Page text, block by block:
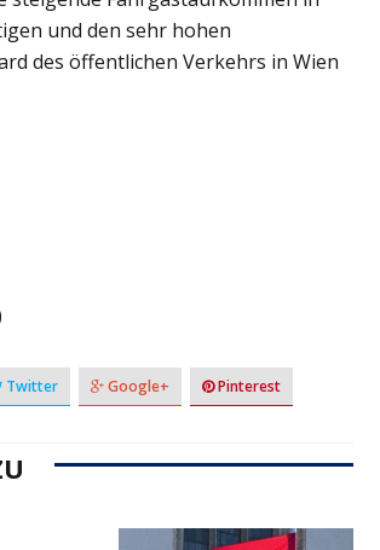
und den sehr hohen
des öffentlichen Verkehrs in Wien
Twitter Google+ Pinterest